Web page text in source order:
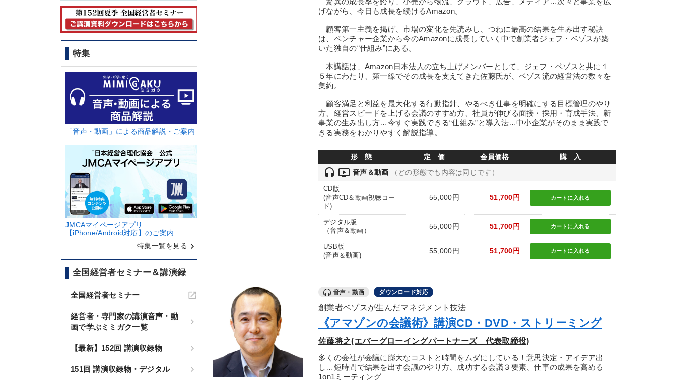
特集
「音声・動画」による商品解説・ご案内
JMCAマイページアプリ
【iPhone/Android対応】のご案内
特集一覧を見る keyboard_arrow_right
全国経営者セミナー＆講演録
全国経営者セミナー
経営者・専門家の講演音声・動
画で学ぶミミガク一覧
【最新】152回 講演収録物
151回 講演収録物・デジタル
げながら、今日も成長を続けるAmazon。
顧客第一主義を掲げ、市場の変化を先読みし、つねに最高の結果を生み出す秘訣
は、ベンチャー企業から今のAmazonに成長していく中で創業者ジェフ・ベゾスが築
いた独自の“仕組み”にある。
本講話は、Amazon日本法人の立ち上げメンバーとして、ジェフ・ベゾスと共に１
５年にわたり、第一線でその成長を支えてきた佐藤氏が、ベゾス流の経営法の数々を
集約。
顧客満足と利益を最大化する行動指針、やるべき仕事を明確にする目標管理のやり
方、経営スピードを上げる会議のすすめ方、社員が伸びる面接・採用・育成手法、新
事業の生み出し方…今すぐ実践できる“仕組み”と導入法…中小企業がそのまま実践で
きる実務をわかりやすく解説指導。
形 態 定 価 会員価格 購 入
headset ondemand_video 音声＆動画 （どの形態でも内容は同じです）
CD版
(音声CD＆動画視聴コー
ド)
55,000円 51,700円 カートに 入れる
デジタル版
（音声＆動画）
55,000円 51,700円 カートに 入れる
USB版
(音声＆動画)
55,000円 51,700円 カートに 入れる
音声・動画 ダウンロード対応
創業者ベゾスが生んだマネジメント技法
《アマゾンの会議術》講演CD・DVD・ストリーミング
佐藤将之(エバーグローイングパートナーズ 代表取締役)
多くの会社が会議に膨大なコストと時間をムダにしている！意思決定・アイデア出
し…短時間で結果を出す会議のやり方、成功する会議３要素、仕事の成果を高める
1on1ミーティング